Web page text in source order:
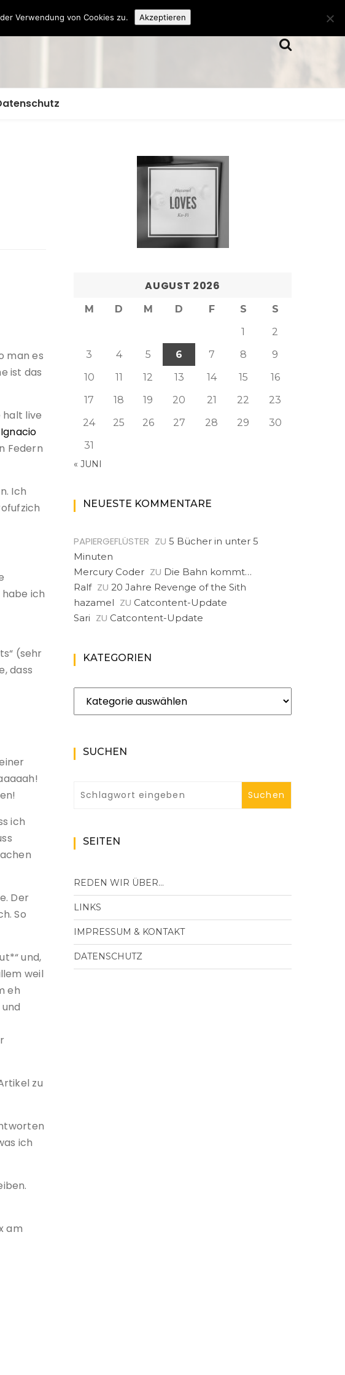
man es
ist das
halt live
Federn
Ich
ich
(sehr
dass
ich
Der
So
und,
weil
eh
zu
ich
am
AUGUST 2026
M D M D F S
S
1
2
3
4 5 6 7 8
9
10
11 12 13 14 15
16
17
18 19 20 21 22
23
24
25 26 27 28 29
30
31
« JUNI
NEUESTE KOMMENTARE
PAPIERGEFLÜSTER ZU 5 Bücher in unter 5
Minuten
Mercury Coder ZU Die Bahn kommt…
Ralf ZU 20 Jahre Revenge of the Sith
hazamel ZU Catcontent-Update
Sari ZU Catcontent-Update
KATEGORIEN
Kategorien
SUCHEN
SEITEN
REDEN WIR ÜBER…
LINKS
IMPRESSUM & KONTAKT
DATENSCHUTZ
Verwendung von Cookies zu. Akzeptieren